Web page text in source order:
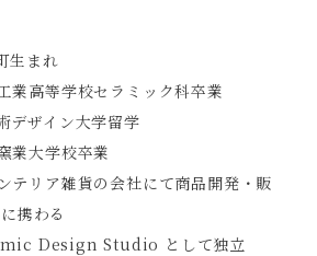
Products
Journals
Contact
生まれ
業高等学校セラミック科卒業
デザイン大学留学
業大学校卒業
テリア雑貨の会社にて商品開発・販
携わる
Design Studio として独立